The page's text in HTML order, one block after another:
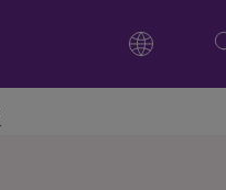
Kieli,
Language